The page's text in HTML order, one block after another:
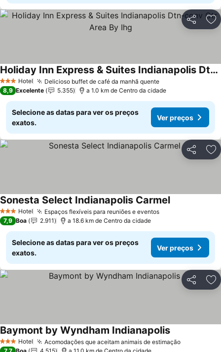
Partilhar
3 EstrelasHotel Delicioso buffet de café da manhã quente
Holiday Inn Express & Suites Indianapolis Dtn-conv Ctr Area By Ihg
8,9 Excelente 5.355 a 1.0 km de Centro da cidade
Selecione as datas para ver os preços
exatos.
Ver preços
Partilhar
3 EstrelasHotel Espaços flexíveis para reuniões e eventos
Sonesta Select Indianapolis Carmel
7,9 Boa 2.911 a 18.6 km de Centro da cidade
Selecione as datas para ver os preços
exatos.
Ver preços
Partilhar
3 EstrelasHotel Acomodações que aceitam animais de estimação
Baymont by Wyndham Indianapolis